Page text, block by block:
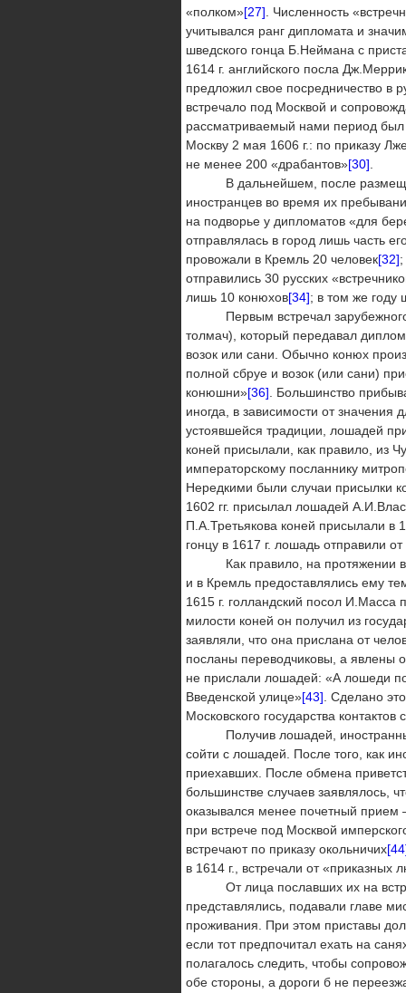
«полком»[27] . Численность
учитывался ранг дипломата и
шведского гонца Б.Неймана с
1614 г. английского посла
предложил свое посредничество в
встречало под Москвой и
рассматриваемый нами период
Москву 2 мая 1606 г.: по приказу
не менее 200 «драбантов»[30]
В дальнейшем, после
иностранцев во время их
на подворье у дипломатов «для
отправлялась в город лишь часть
провожали в Кремль 20 человек[32]
отправились 30 русских
лишь 10 конюхов[34]; в том же году
Первым встречал зарубежного
толмач), который передавал
возок или сани. Обычно конюх
полной сбруе и возок (или сани)
конюшни»[36] . Большинство
иногда, в зависимости от значения
устоявшейся традиции, лошадей
коней присылали, как правило, из
императорскому посланнику
Нередкими были случаи присылки
1602 гг. присылал лошадей
П.А.Третьякова коней присылали в
гонцу в 1617 г. лошадь отправили
Как правило, на протяжении
и в Кремль предоставлялись ему
1615 г. голландский посол И.Масса
милости коней он получил из
заявляли, что она прислана от
посланы переводчиковы, а явлены
не прислали лошадей: «А лошеди
Введенской улице»[43] . Сделано
Московского государства
Получив лошадей, иностранные
сойти с лошадей. После того, как
приехавших. После обмена
большинстве случаев заявлялось,
оказывался менее почетный прием
при встрече под Москвой
встречают по приказу окольничих
в 1614 г., встречали от «приказных
От лица пославших их на
представлялись, подавали главе
проживания. При этом приставы
если тот предпочитал ехать на
полагалось следить, чтобы
обе стороны, а дороги б не